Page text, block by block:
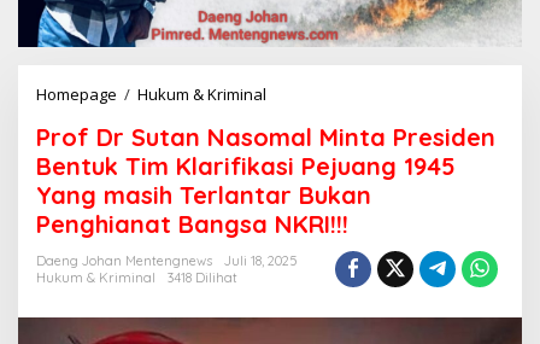
Homepage / Hukum & Kriminal
o
f
D
r
t
Prof Dr Sutan Nasomal Minta Presiden
Bentuk Tim Klarifikasi Pejuang 1945
Yang masih Terlantar Bukan
Penghianat Bangsa NKRI!!!
Daeng Johan Mentengnews
Juli 18, 2025
Hukum & Kriminal
3418 Dilihat